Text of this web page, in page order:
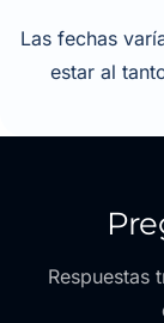
Las fechas
estar al
Respuestas